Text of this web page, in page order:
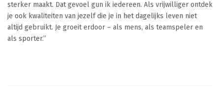
sterker maakt. Dat gevoel gun ik iedereen. Als vrijwilliger ontdek
je ook kwaliteiten van jezelf die je in het dagelijks leven niet
altijd gebruikt. Je groeit erdoor – als mens, als teamspeler en
als sporter.”